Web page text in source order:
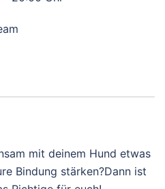
mit deinem Hund etwas
Bindung stärken?Dann ist